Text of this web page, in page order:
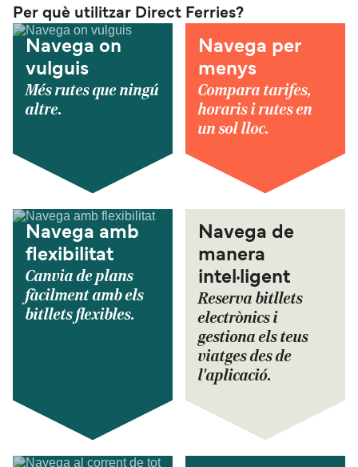
Per què utilitzar Direct Ferries?
Navega on
vulguis
Més rutes que ningú
altre.
Navega per
menys
Compara tarifes,
horaris i rutes en
un sol lloc.
Navega amb
flexibilitat
Canvia de plans
fàcilment amb els
bitllets flexibles.
Navega de
manera
intel·ligent
Reserva bitllets
electrònics i
gestiona els teus
viatges des de
l'aplicació.